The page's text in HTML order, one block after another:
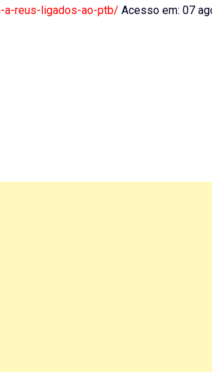
a-reus-ligados-ao-ptb/ Acesso em: 07